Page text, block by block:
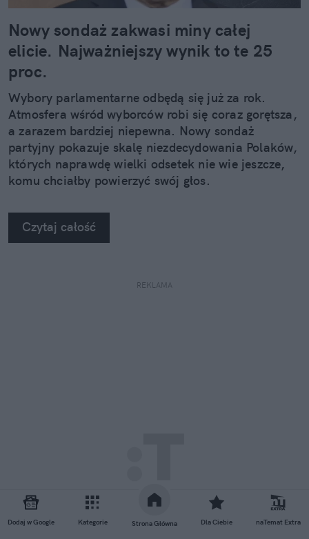
Dodaj w Google Kategorie Strona Główna Dla Ciebie naTemat Extra
Nowy sondaż zakwasi miny całej
elicie. Najważniejszy wynik to te 25
proc.
Wybory parlamentarne odbędą się już za rok.
Atmosfera wśród wyborców robi się coraz gorętsza,
a zarazem bardziej niepewna. Nowy sondaż
partyjny pokazuje skalę niezdecydowania Polaków,
których naprawdę wielki odsetek nie wie jeszcze,
komu chciałby powierzyć swój głos.
Czytaj całość
REKLAMA